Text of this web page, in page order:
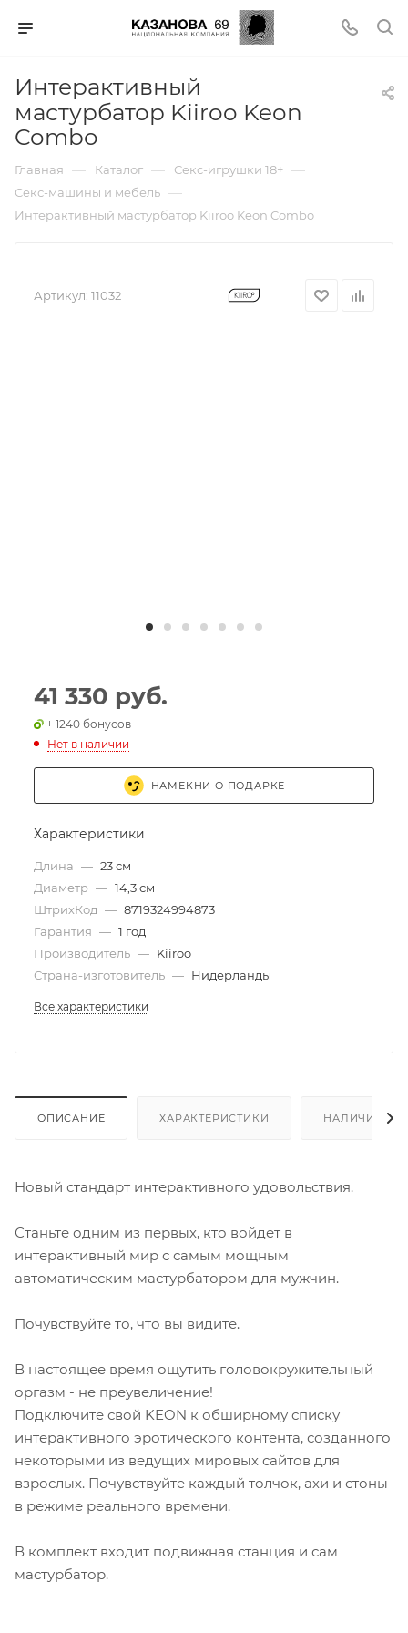
Интерактивный
мастурбатор Kiiroo Keon
Combo
Главная — Каталог — Секс-игрушки 18+ —
Секс-машины и мебель —
Интерактивный мастурбатор Kiiroo Keon Combo
Артикул: 11032
41 330 руб.
+ 1240 бонусов
Нет в наличии
НАМЕКНИ О ПОДАРКЕ
Характеристики
Длина — 23 см
Диаметр — 14,3 см
ШтрихКод — 8719324994873
Гарантия — 1 год
Производитель — Kiiroo
Страна-изготовитель — Нидерланды
Все характеристики
ОПИСАНИЕ ХАРАКТЕРИСТИКИ НАЛИЧИЕ
Новый стандарт интерактивного удовольствия.
Станьте одним из первых, кто войдет в
интерактивный мир с самым мощным
автоматическим мастурбатором для мужчин.
Почувствуйте то, что вы видите.
В настоящее время ощутить головокружительный
оргазм - не преувеличение!
Подключите свой KEON к обширному списку
интерактивного эротического контента, созданного
некоторыми из ведущих мировых сайтов для
взрослых. Почувствуйте каждый толчок, ахи и стоны
в режиме реального времени.
В комплект входит подвижная станция и сам
мастурбатор.